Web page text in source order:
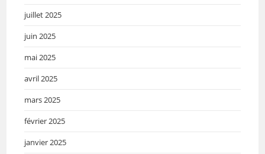
juillet 2025
juin 2025
mai 2025
avril 2025
mars 2025
février 2025
janvier 2025